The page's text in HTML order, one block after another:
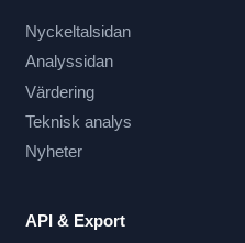
Nyckeltalsidan
Analyssidan
Värdering
Teknisk analys
Nyheter
API & Export